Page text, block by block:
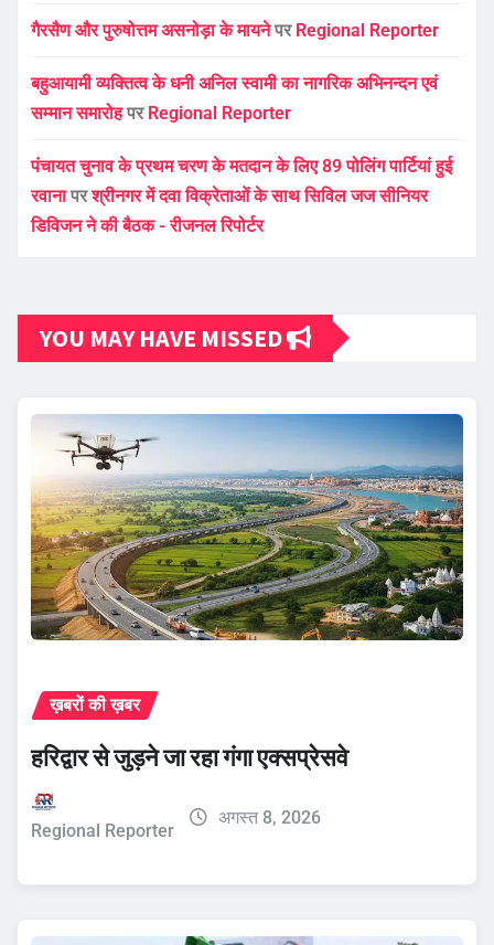
गैरसैण और पुरुषोत्तम असनोड़ा के मायनेपर Regional Reporter
बहुआयामी व्यक्तित्व के धनी अनिल स्वामी का नागरिक अभिनन्दन एवं
सम्मान समारोहपर Regional Reporter
पंचायत चुनाव के प्रथम चरण के मतदान के लिए 89 पोलिंग पार्टियां हुई
रवानापरश्रीनगर में दवा विक्रेताओं के साथ सिविल जज सीनियर
डिविजन ने की बैठक - रीजनल रिपोर्टर
YOU MAY HAVE MISSED
ख़बरों की ख़बर
हरिद्वार से जुड़ने जा रहा गंगा एक्सप्रेसवे
Regional Reporter
अगस्त 8, 2026